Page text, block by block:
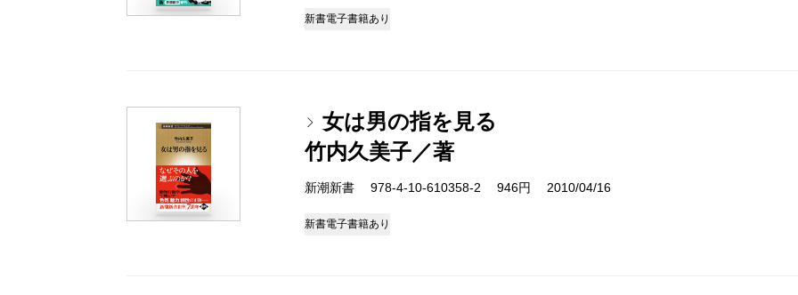
新書電子書籍あり
女は男の指を見る
竹内久美子／著
新潮新書 978-4-10-610358-2 946円 2010/04/16
新書電子書籍あり